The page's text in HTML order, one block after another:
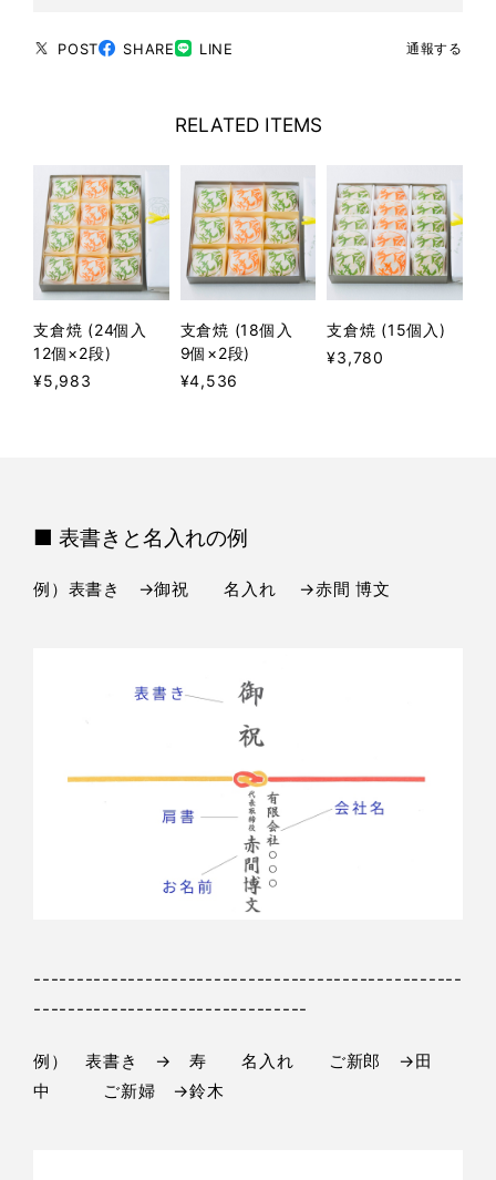
POST SHARE LINE 通報する
RELATED ITEMS
支倉焼 (24個入
12個×2段)
¥5,983
支倉焼 (18個入
9個×2段)
¥4,536
支倉焼 (15個入)
¥3,780
■ 表書きと名入れの例
例）表書き →御祝 名入れ →赤間 博文
--------------------------------------------------
--------------------------------
例） 表書き → 寿 名入れ ご新郎 →田
中 ご新婦 →鈴木